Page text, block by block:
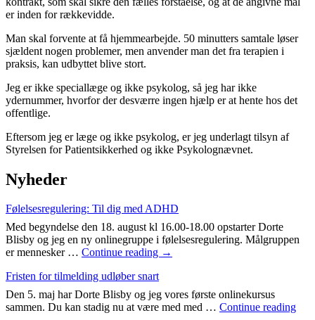
er inden for rækkevidde.
Man skal forvente at få hjemmearbejde. 50 minutters samtale løser
sjældent nogen problemer, men anvender man det fra terapien i
praksis, kan udbyttet blive stort.
Jeg er ikke speciallæge og ikke psykolog, så jeg har ikke
ydernummer, hvorfor der desværre ingen hjælp er at hente hos det
offentlige.
Eftersom jeg er læge og ikke psykolog, er jeg underlagt tilsyn af
Styrelsen for Patientsikkerhed og ikke Psykolognævnet.
Nyheder
Følelsesregulering: Til dig med ADHD
Med begyndelse den 18. august kl 16.00-18.00 opstarter Dorte
Blisby og jeg en ny onlinegruppe i følelsesregulering. Målgruppen
er mennesker … Continue reading Følelsesregulering:
med
ADHD
→
Fristen for tilmelding udløber snart
Den 5. maj har Dorte Blisby og jeg vores første onlinekursus
sammen. Du kan stadig nu at være med med … Continue reading